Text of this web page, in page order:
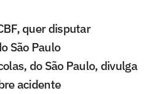
quer disputar
São Paulo
do São Paulo, divulga
acidente